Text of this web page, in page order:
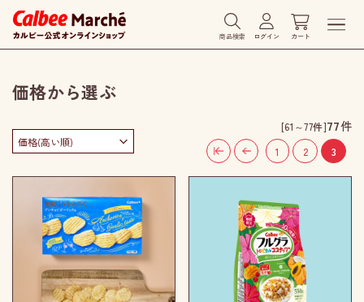
商品検索 ログイン カート
価格から選ぶ
[61～77件]77件
1 2 3